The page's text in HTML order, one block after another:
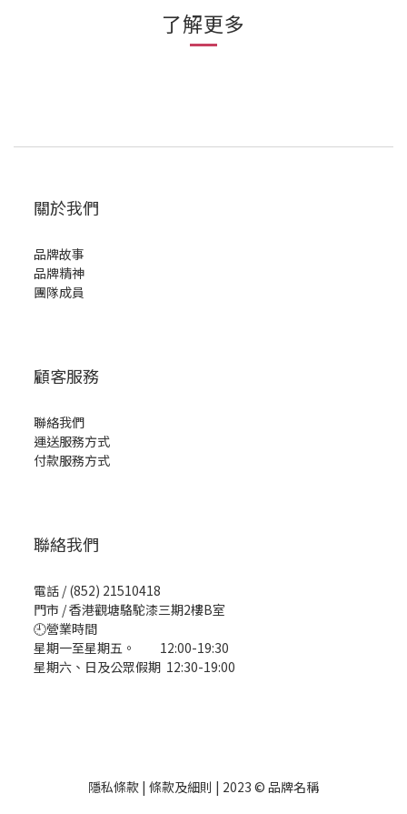
了解更多
關於我們
品牌故事
品牌精神
團隊成員
顧客服務
聯絡我們
運送服務方式
付款服務方式
聯絡我們
電話 / (852) 21510418
門市 / 香港觀塘駱駝漆三期2樓B室
🕘營業時間
星期一至星期五。 12:00-19:30
星期六、日及公眾假期 12:30-19:00
隱私條款 | 條款及細則 | 2023 © 品牌名稱